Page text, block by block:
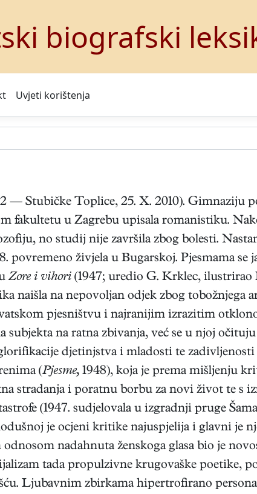
biografski
Uvjeti korištenja
— Stubičke Toplice, 25. X. 2010). Gimnaziju
fakultetu u Zagrebu upisala romanistiku.
no studij nije završila zbog bolesti.
povremeno živjela u Bugarskoj. Pjesmama
Zore i vihori (1947; uredio G. Krklec,
naišla na nepovoljan odjek zbog tobožnjega
pjesništvu i najranijim izrazitim
na ratna zbivanja, već se u njoj
djetinjstva i mladosti te
(Pjesme, 1948), koja je prema mišljenju
stradanja i poratnu borbu za novi život te s
(1947. sudjelovala u izgradnji pruge
je ocjeni kritike najuspjelija i glavni je
nadahnuta ženskoga glasa bio je
tada propulzivne krugovaške poetike,
Ljubavnim zbirkama hipertrofirano